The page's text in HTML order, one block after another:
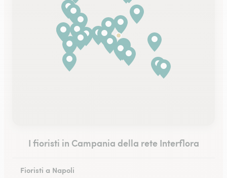
I fioristi in Campania della rete Interflora
Fioristi a Napoli